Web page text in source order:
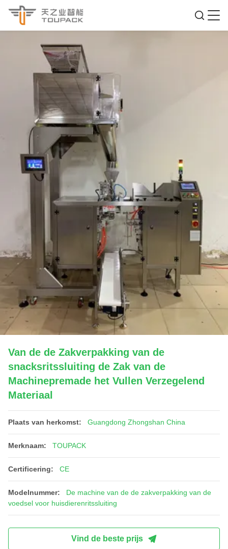
Van de de Zakverpakking van de
snacksritssluiting de Zak van de
Machinepremade het Vullen Verzegelend
Materiaal
Plaats van herkomst: Guangdong Zhongshan China
Merknaam: TOUPACK
Certificering: CE
Modelnummer:
De machine van de de zakverpakking van de
voedsel voor huisdierenritssluiting
Vind de beste prijs